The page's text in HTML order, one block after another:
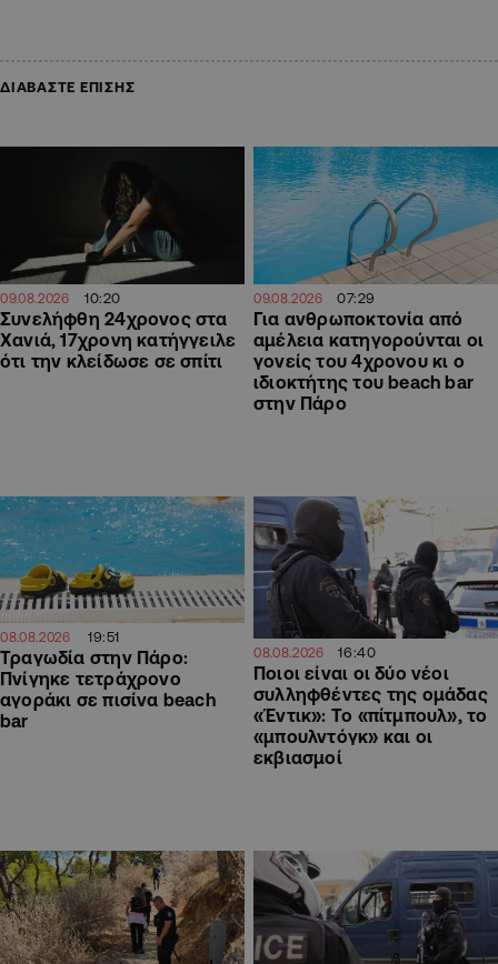
ΔΙΑΒΑΣΤΕ ΕΠΙΣΗΣ
09.08.2026 10:20
Συνελήφθη 24χρονος στα
Χανιά, 17χρονη κατήγγειλε
ότι την κλείδωσε σε σπίτι
09.08.2026 07:29
Για ανθρωποκτονία από
αμέλεια κατηγορούνται οι
γονείς του 4χρονου κι ο
ιδιοκτήτης του beach bar
στην Πάρο
08.08.2026 19:51
Τραγωδία στην Πάρο:
Πνίγηκε τετράχρονο
αγοράκι σε πισίνα beach
bar
08.08.2026 16:40
Ποιοι είναι οι δύο νέοι
συλληφθέντες της ομάδας
«Έντικ»: Το «πίτμπουλ», το
«μπουλντόγκ» και οι
εκβιασμοί